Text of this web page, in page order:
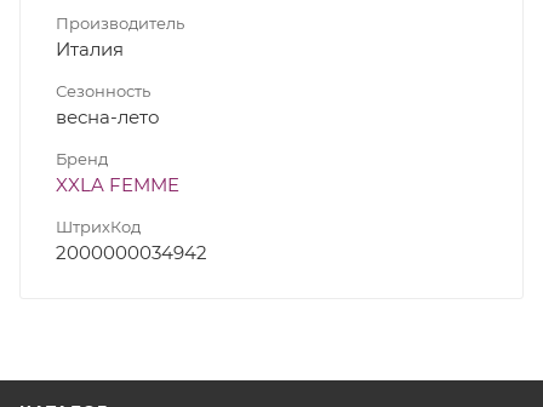
Производитель
Италия
Сезонность
весна-лето
Бренд
XXLA FEMME
ШтрихКод
2000000034942